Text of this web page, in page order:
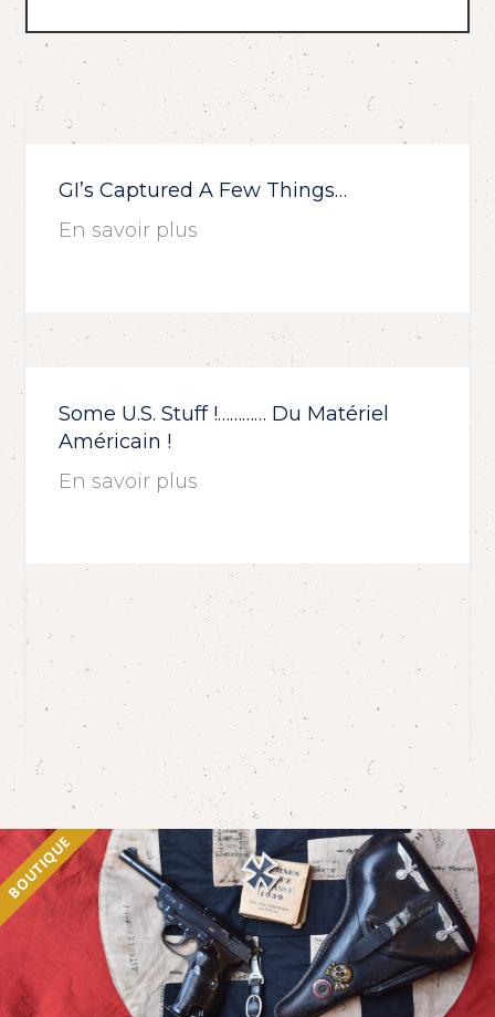
GI’s Captured A Few Things…
En savoir plus
Some U.S. Stuff !………… Du Matériel
Américain !
En savoir plus
BOUTIQUE